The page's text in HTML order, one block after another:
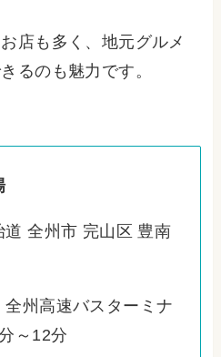
店も多く、地元グルメ
るのも魅力です。
全州市 完山区 豊南
州高速バスターミナ
～12分